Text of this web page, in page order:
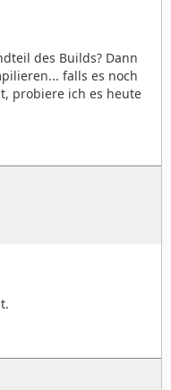
des Builds? Dann
falls es noch
probiere ich es heute